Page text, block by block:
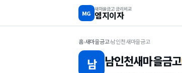
MG
새마을금고 금리비교
엠지이자
홈›새마을금고›남인천새마을금고
남 남인천새마을금고